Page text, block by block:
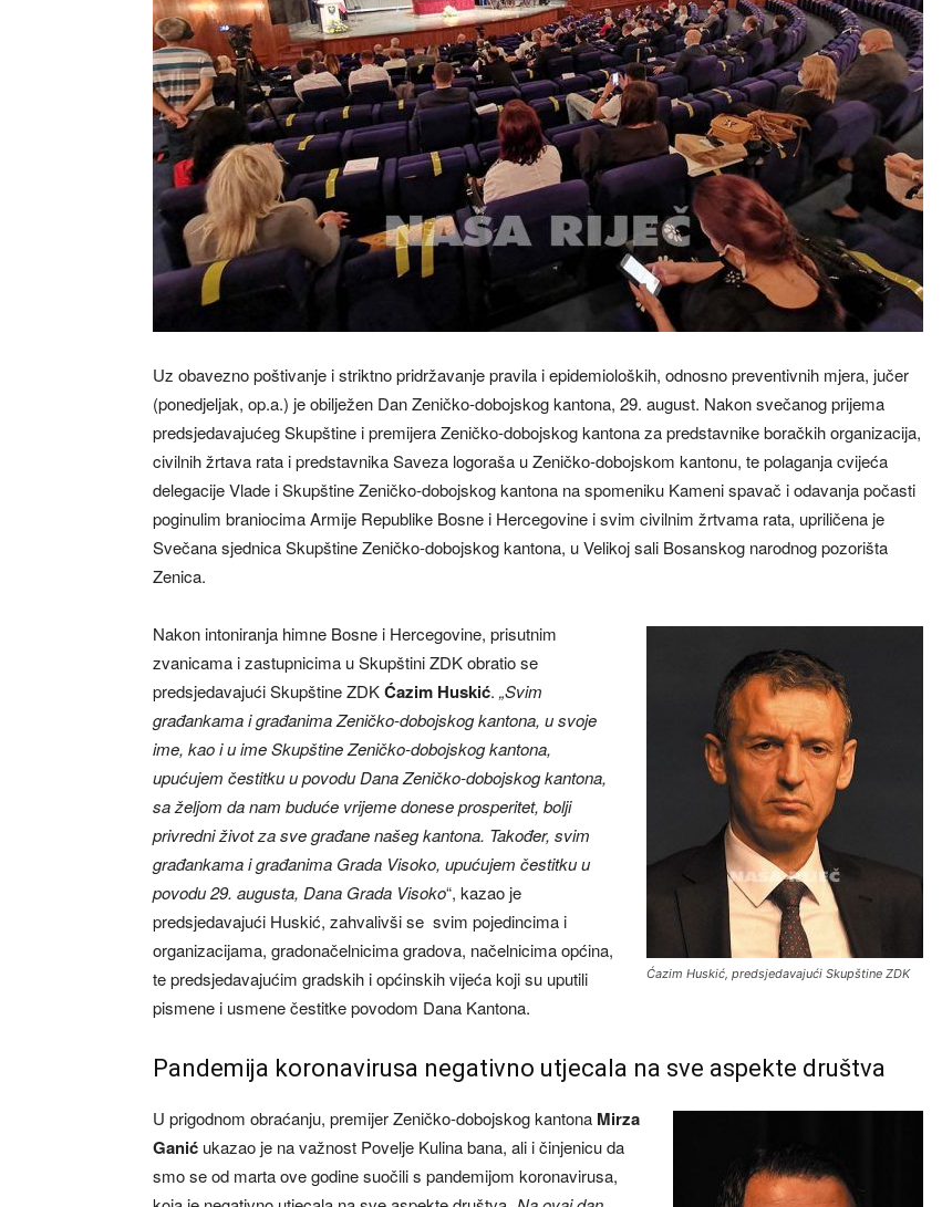
Uz obavezno poštivanje i striktno pridržavanje pravila i epidemioloških, odnosno preventivnih mjera, jučer
(ponedjeljak, op.a.) je obilježen Dan Zeničko-dobojskog kantona, 29. august. Nakon svečanog prijema
predsjedavajućeg Skupštine i premijera Zeničko-dobojskog kantona za predstavnike boračkih organizacija,
civilnih žrtava rata i predstavnika Saveza logoraša u Zeničko-dobojskom kantonu, te polaganja cvijeća
delegacije Vlade i Skupštine Zeničko-dobojskog kantona na spomeniku Kameni spavač i odavanja počasti
poginulim braniocima Armije Republike Bosne i Hercegovine i svim civilnim žrtvama rata, upriličena je
Svečana sjednica Skupštine Zeničko-dobojskog kantona, u Velikoj sali Bosanskog narodnog pozorišta
Zenica.
Ćazim Huskić, predsjedavajući Skupštine ZDK
Nakon intoniranja himne Bosne i Hercegovine, prisutnim
zvanicama i zastupnicima u Skupštini ZDK obratio se
predsjedavajući Skupštine ZDKĆazim Huskić. „Svim
građankama i građanima Zeničko-dobojskog kantona, u svoje
ime, kao i u ime Skupštine Zeničko-dobojskog kantona,
upućujem čestitku u povodu Dana Zeničko-dobojskog kantona,
sa željom da nam buduće vrijeme donese prosperitet, bolji
privredni život za sve građane našeg kantona. Također, svim
građankama i građanima Grada Visoko, upućujem čestitku u
povodu 29. augusta, Dana Grada Visoko“, kazao je
predsjedavajući Huskić, zahvalivši se svim pojedincima i
organizacijama, gradonačelnicima gradova, načelnicima općina,
te predsjedavajućim gradskih i općinskih vijeća koji su uputili
pismene i usmene čestitke povodom Dana Kantona.
Pandemija koronavirusa negativno utjecala na sve aspekte društva
U prigodnom obraćanju, premijer Zeničko-dobojskog kantona Mirza
Ganić ukazao je na važnost Povelje Kulina bana, ali i činjenicu da
smo se od marta ove godine suočili s pandemijom koronavirusa,